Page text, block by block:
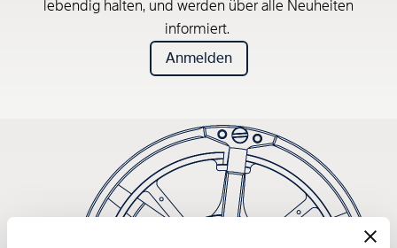
lebendig halten, und werden über alle Neuheiten
informiert.
Anmelden